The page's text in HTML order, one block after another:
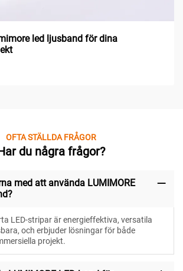
led ljusband för dina
OFTA STÄLLDA FRÅGOR
du några frågor?
med att använda LUMIMORE
LED-stripar är energieffektiva, versatila
och erbjuder lösningar för både
projekt.